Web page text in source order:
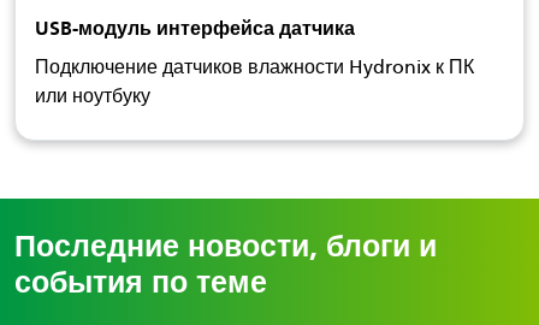
USB-модуль интерфейса датчика
Подключение датчиков влажности Hydronix к ПК
или ноутбуку
Последние новости, блоги и
события по теме